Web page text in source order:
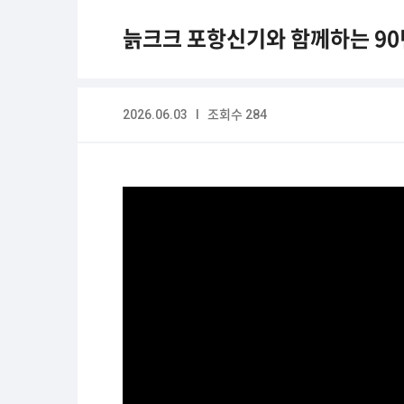
늙크크 포항신기와 함께하는
2026.06.03 I 조회수 284